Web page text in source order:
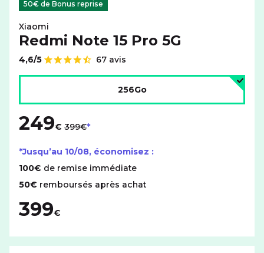
50€ de Bonus reprise
Xiaomi
Redmi Note 15 Pro 5G
Note de
4,6/5
67 avis
256Go
249€ 399€
*Jusqu’au 10/08, économisez :
100€ de remise immédiate
50€ remboursés après achat
399€